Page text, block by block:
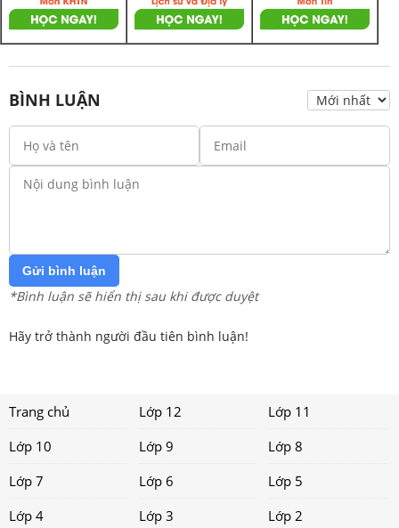
BÌNH LUẬN
Gửi bình luận
*Bình luận sẽ hiển thị sau khi được duyệt
Hãy trở thành người đầu tiên bình luận!
Trang chủ Lớp 12
Lớp 11
Lớp 10
Lớp 9
Lớp 8
Lớp 7
Lớp 6
Lớp 5
Lớp 4
Lớp 3 Lớp 2